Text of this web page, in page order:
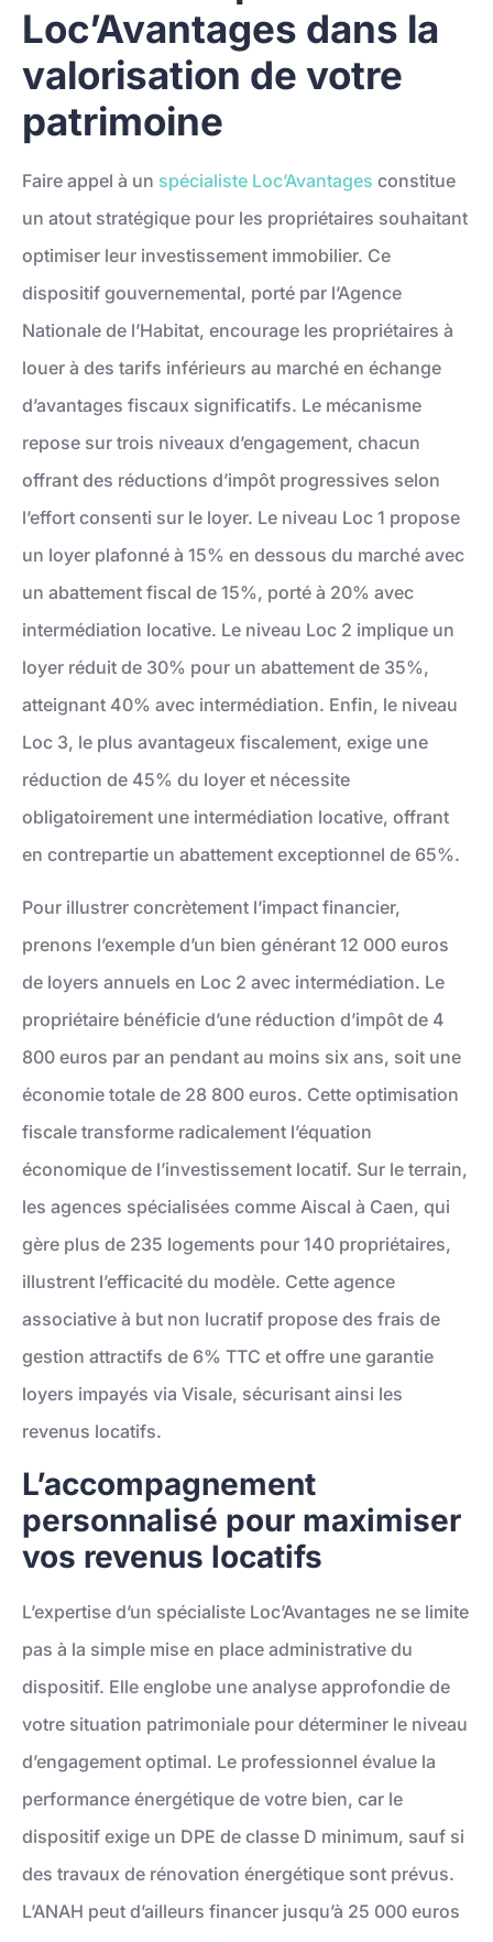
Loc’Avantages dans la
valorisation de votre
patrimoine
Faire appel à un spécialiste Loc’Avantages constitue
un atout stratégique pour les propriétaires souhaitant
optimiser leur investissement immobilier. Ce
dispositif gouvernemental, porté par l’Agence
Nationale de l’Habitat, encourage les propriétaires à
louer à des tarifs inférieurs au marché en échange
d’avantages fiscaux significatifs. Le mécanisme
repose sur trois niveaux d’engagement, chacun
offrant des réductions d’impôt progressives selon
l’effort consenti sur le loyer. Le niveau Loc 1 propose
un loyer plafonné à 15% en dessous du marché avec
un abattement fiscal de 15%, porté à 20% avec
intermédiation locative. Le niveau Loc 2 implique un
loyer réduit de 30% pour un abattement de 35%,
atteignant 40% avec intermédiation. Enfin, le niveau
Loc 3, le plus avantageux fiscalement, exige une
réduction de 45% du loyer et nécessite
obligatoirement une intermédiation locative, offrant
en contrepartie un abattement exceptionnel de 65%.
Pour illustrer concrètement l’impact financier,
prenons l’exemple d’un bien générant 12 000 euros
de loyers annuels en Loc 2 avec intermédiation. Le
propriétaire bénéficie d’une réduction d’impôt de 4
800 euros par an pendant au moins six ans, soit une
économie totale de 28 800 euros. Cette optimisation
fiscale transforme radicalement l’équation
économique de l’investissement locatif. Sur le terrain,
les agences spécialisées comme Aiscal à Caen, qui
gère plus de 235 logements pour 140 propriétaires,
illustrent l’efficacité du modèle. Cette agence
associative à but non lucratif propose des frais de
gestion attractifs de 6% TTC et offre une garantie
loyers impayés via Visale, sécurisant ainsi les
revenus locatifs.
L’accompagnement
personnalisé pour maximiser
vos revenus locatifs
L’expertise d’un spécialiste Loc’Avantages ne se limite
pas à la simple mise en place administrative du
dispositif. Elle englobe une analyse approfondie de
votre situation patrimoniale pour déterminer le niveau
d’engagement optimal. Le professionnel évalue la
performance énergétique de votre bien, car le
dispositif exige un DPE de classe D minimum, sauf si
des travaux de rénovation énergétique sont prévus.
L’ANAH peut d’ailleurs financer jusqu’à 25 000 euros